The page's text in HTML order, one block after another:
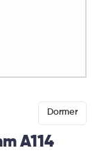
Dormer
A114